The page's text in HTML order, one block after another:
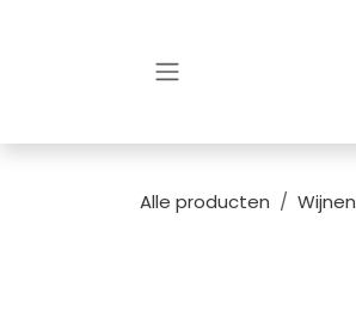
Alle producten Wijnen